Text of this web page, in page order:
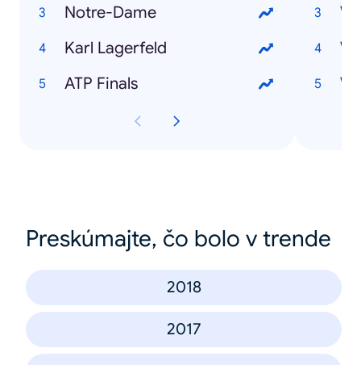
Notre-Dame
Karl Lagerfeld
ATP Finals
Preskúmajte, čo bolo v trende
2018
2017